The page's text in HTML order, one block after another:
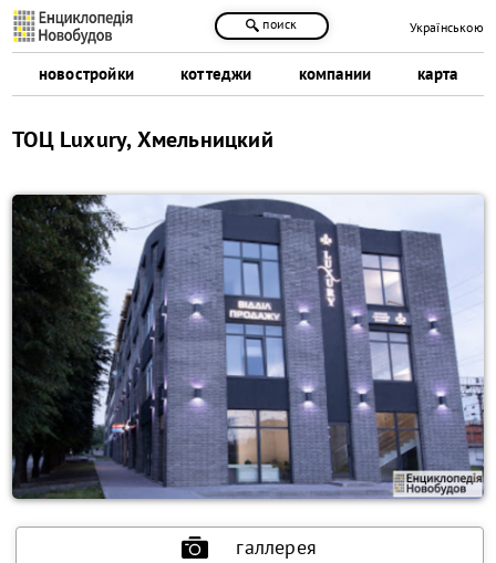
новостройки коттеджи компании карта
поиск Українською
ТОЦ Luxury, Хмельницкий
галлерея